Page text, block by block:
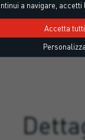
a navigare,
Accetta tutti
Personalizza